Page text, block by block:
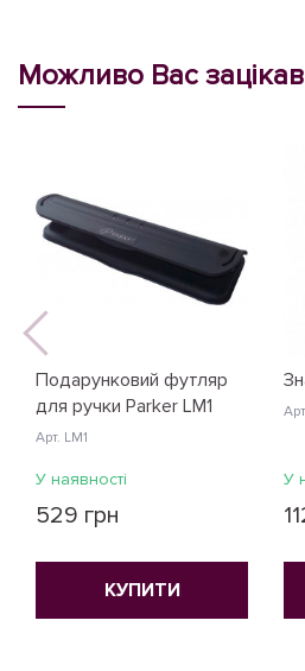
Можливо Вас
Подарунковий футляр
для ручки Parker LM1
Арт. LM1
У наявності
529 грн
КУПИТИ
У